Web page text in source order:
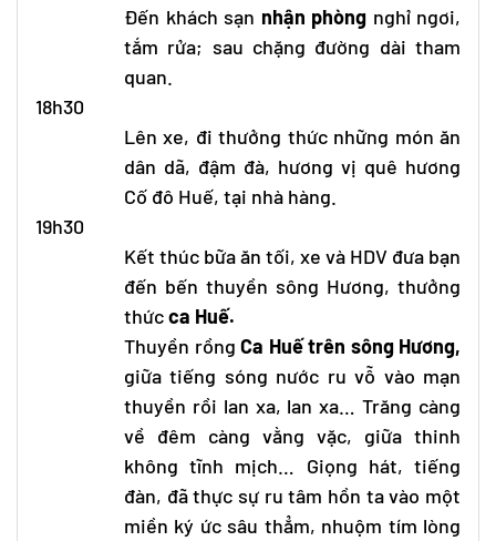
Đến khách sạn nhận phòng nghỉ ngơi,
tắm rửa; sau chặng đường dài tham
quan.
18h30
Lên xe, đi thưởng thức những món ăn
dân dã, đậm đà, hương vị quê hương
Cố đô Huế, tại nhà hàng.
19h30
Kết thúc bữa ăn tối, xe và HDV đưa bạn
đến bến thuyền sông Hương, thưởng
thứcca Huế.
Thuyền rồng Ca Huế trên sông Hương,
giữa tiếng sóng nước ru vỗ vào mạn
thuyền rồi lan xa, lan xa… Trăng càng
về đêm càng vằng vặc, giữa thinh
không tĩnh mịch… Giọng hát, tiếng
đàn, đã thực sự ru tâm hồn ta vào một
miền ký ức sâu thẳm, nhuộm tím lòng